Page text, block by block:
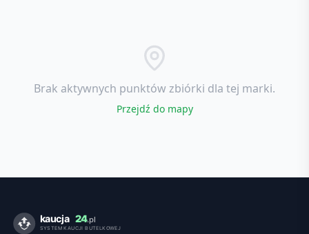
Brak aktywnych punktów zbiórki dla tej marki.
Przejdź do mapy